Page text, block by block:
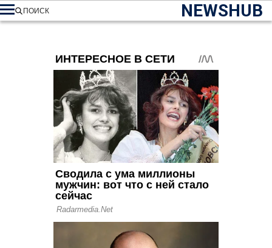
NEWSHUB
ПОИСК